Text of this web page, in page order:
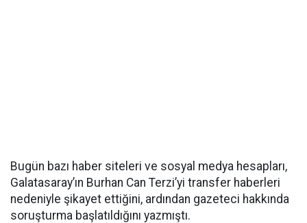
Bugün bazı haber siteleri ve sosyal medya hesapları,
Galatasaray’ın Burhan Can Terzi’yi transfer haberleri
nedeniyle şikayet ettiğini, ardından gazeteci hakkında
soruşturma başlatıldığını yazmıştı.